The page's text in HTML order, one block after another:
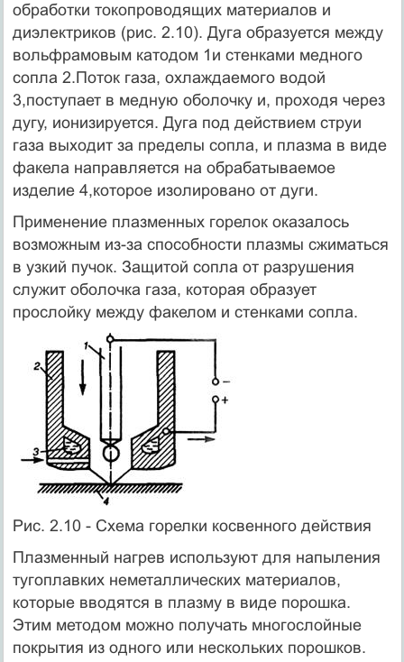
обработки токопроводящих материалов и
диэлектриков (рис. 2.10). Дуга образуется между
вольфрамовым катодом 1и стенками медного
сопла 2.Поток газа, охлаждаемого водой
3,поступает в медную оболочку и, проходя через
дугу, ионизируется. Дуга под действием струи
газа выходит за пределы сопла, и плазма в виде
факела направляется на обрабатываемое
изделие 4,которое изолировано от дуги.
Применение плазменных горелок оказалось
возможным из-за способности плазмы сжиматься
в узкий пучок. Защитой сопла от разрушения
служит оболочка газа, которая образует
прослойку между факелом и стенками сопла.
Рис. 2.10 - Схема горелки косвенного действия
Плазменный нагрев используют для напыления
тугоплавких неметаллических материалов,
которые вводятся в плазму в виде порошка.
Этим методом можно получать многослойные
покрытия из одного или нескольких порошков.